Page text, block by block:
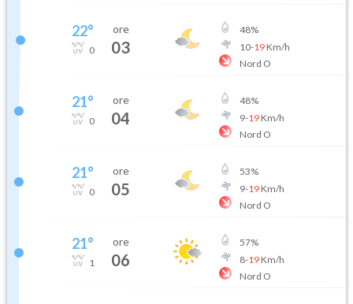
22°
0
ore
03
48%
10-19Km/h
Nord O
21°
0
ore
04
48%
9-19Km/h
Nord O
21°
0
ore
05
53%
9-19Km/h
Nord O
21°
1
ore
06
57%
8-19Km/h
Nord O